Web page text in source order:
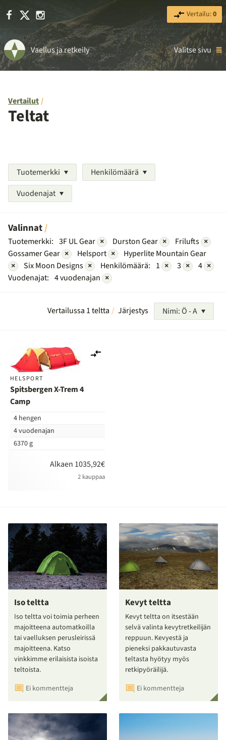
Facebook Instagram Vertailu:0
Vaellus ja retkeily Valitse sivu
Vertailut
Teltat
Tuotemerkki
Henkilömäärä
Vuodenajat
Valinnat
Tuotemerkki: 3F UL Gear × Durston Gear × Frilufts ×
Gossamer Gear × Helsport ×
Hyperlite Mountain Gear
×
Six Moon Designs × Henkilömäärä: 1 × 3 × 4 ×
Vuodenajat: 4 vuodenajan ×
Vertailussa 1 teltta Järjestys Nimi: Ö - A
HELSPORT
Spitsbergen X-Trem 4
Camp
4 hengen
4 vuodenajan
6370 g
Alkaen 1035,92€
2 kauppaa
Iso teltta
Iso teltta voi toimia perheen
majoitteena automatkoilla
tai vaelluksen perusleirissä
majoitteena. Katso
vinkkimme erilaisista isoista
teltoista.
Ei kommentteja
Kevyt teltta
Kevyt teltta on itsestään
selvä valinta kevytretkeilijän
reppuun. Kevyestä ja
pieneksi pakkautuvasta
teltasta hyötyy myös
retkipyöräilijä.
Ei kommentteja